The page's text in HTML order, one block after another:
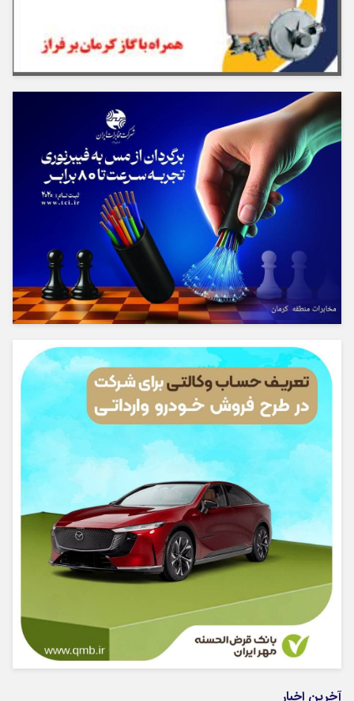
آخرین اخبار